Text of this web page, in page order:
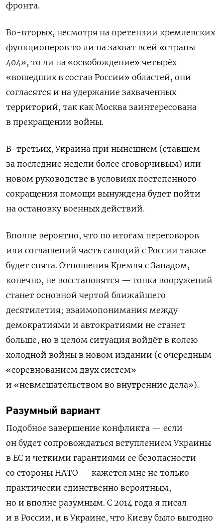
фронта.
Во-вторых, несмотря на претензии кремлевских
функционеров то ли на захват всей «страны
404», то ли на «освобождение» четырёх
«вошедших в состав России» областей, они
согласятся и на удержание захваченных
территорий, так как Москва заинтересована
в прекращении войны.
В-третьих, Украина при нынешнем (ставшем
за последние недели более сговорчивым) или
новом руководстве в условиях постепенного
сокращения помощи вынуждена будет пойти
на остановку военных действий.
Вполне вероятно, что по итогам переговоров
или соглашений часть санкций с России также
будет снята. Отношения Кремля с Западом,
конечно, не восстановятся — гонка вооружений
станет основной чертой ближайшего
десятилетия; взаимопонимания между
демократиями и автократиями не станет
больше, но в целом ситуация войдёт в колею
холодной войны в новом издании (с очередным
«соревнованием двух систем»
и «невмешательством во внутренние дела»).
Разумный вариант
Подобное завершение конфликта — если
он будет сопровождаться вступлением Украины
в ЕС и четкими гарантиями ее безопасности
со стороны НАТО — кажется мне не только
практически единственно вероятным,
но и вполне разумным. С 2014 года я писал
и в России, и в Украине, что Киеву было выгодно